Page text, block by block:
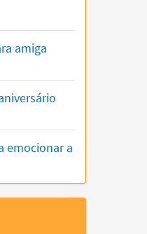
amiga
emocionar a